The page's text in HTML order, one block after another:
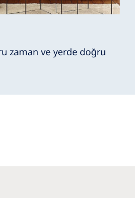
zaman ve yerde doğru